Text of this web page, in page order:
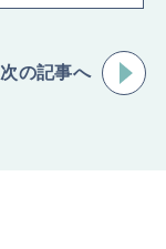
次の記事へ